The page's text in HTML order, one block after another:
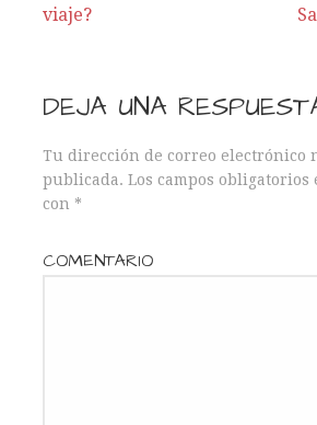
viaje?
DEJA UNA
Tu dirección de correo electrónico
publicada. Los campos obligatorios
con *
COMENTARIO